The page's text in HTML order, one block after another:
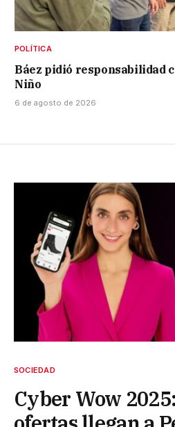
POLÍTICA
Báez pidió responsabilidad
Niño
6 de agosto de 2026
SOCIEDAD
Cyber Wow